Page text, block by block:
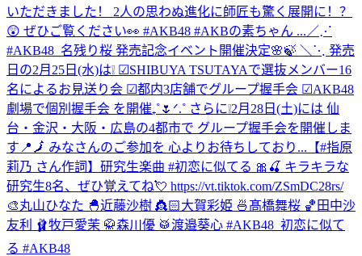
いただきました！ 2人の思わぬ進化に師匠も驚く展開に！？
😲 ぜひご覧ください👀 #AKB48 #AKBの素ちゃん ... ／⋰
#AKB48_名残り桜 発売記念イベント開催決定🌸🍃 ＼⋱ 発売
日の2月25日(水)は❕ ☑︎SHIBUYA TSUTAYAで選抜メンバー16
名によるお見送り会 ☑︎都内3店舗でグループ握手会 ☑︎AKB48
劇場で個別握手会 を開催₊˚🌷ᐟ.˚ さらに❕2月28日(土)には 仙
台・金沢・大阪・広島の4都市で グループ握手会を開催しま
す📍🗾 みなさんのご参加を 心よりお待ちしており... 【#指原
莉乃 さん作詞】研究生楽曲 #初恋に似てる 🎀🍒 キラキラな
研究生8名、ぜひ覚えてね💘 https://vt.tiktok.com/ZSmDC28rs/
🎨丸山ひなた 🐣近藤沙樹 👸🏻大賀彩姫 🍜髙橋舞桜 🏀田中沙
友利 🩰牧戸愛茉 🥋森川優 🥁渡邉葵心 #AKB48_初恋に似て
る #AKB48